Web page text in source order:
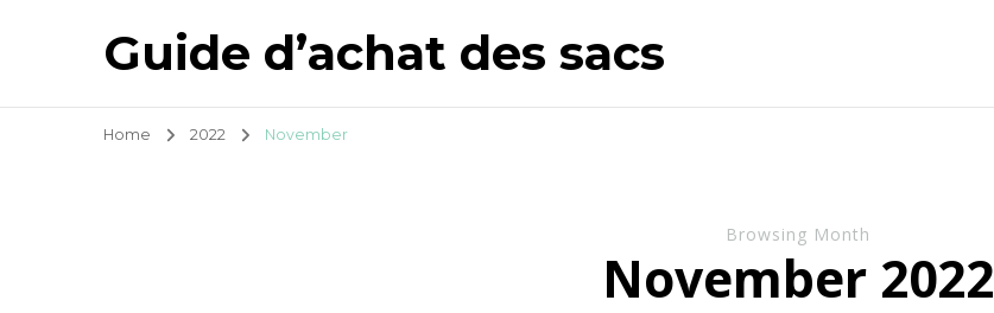
Guide d’achat des sacs
Home 2022 November
Browsing Month
November 2022